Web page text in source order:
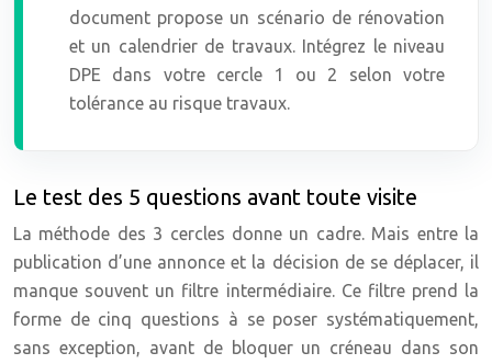
document propose un scénario de rénovation
et un calendrier de travaux. Intégrez le niveau
DPE dans votre cercle 1 ou 2 selon votre
tolérance au risque travaux.
Le test des 5 questions avant toute visite
La méthode des 3 cercles donne un cadre. Mais entre la
publication d’une annonce et la décision de se déplacer, il
manque souvent un filtre intermédiaire. Ce filtre prend la
forme de cinq questions à se poser systématiquement,
sans exception, avant de bloquer un créneau dans son